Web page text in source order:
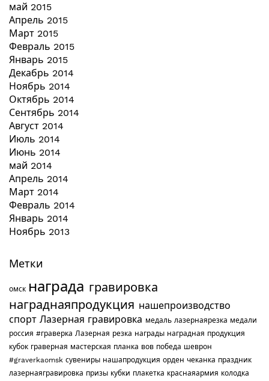
май 2015
Апрель 2015
Март 2015
Февраль 2015
Январь 2015
Декабрь 2014
Ноябрь 2014
Октябрь 2014
Сентябрь 2014
Август 2014
Июль 2014
Июнь 2014
май 2014
Апрель 2014
Март 2014
Февраль 2014
Январь 2014
Ноябрь 2013
Метки
омск награда гравировка
награднаяпродукция нашепроизводство
спорт Лазерная гравировка медаль лазернаярезка медали
россия #граверка Лазерная резка награды наградная продукция
кубок граверная мастерская планка вов победа шеврон
#graverkaomsk сувениры нашапродукция орден чеканка праздник
лазернаягравировка призы кубки плакетка краснаяармия колодка